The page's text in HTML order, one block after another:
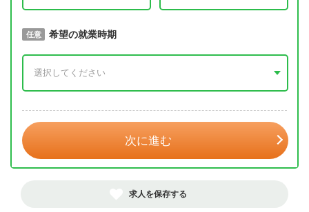
必須 取得予定年
任意 希望の就業時期
次に進む
求人を保存する